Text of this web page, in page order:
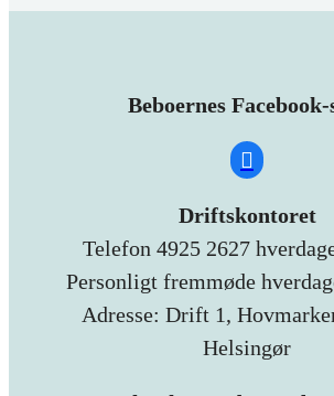
Beboernes Facebook-
Driftskontoret
Telefon 4925 2627
Personligt fremmøde
Adresse: Drift 1,
Helsingør